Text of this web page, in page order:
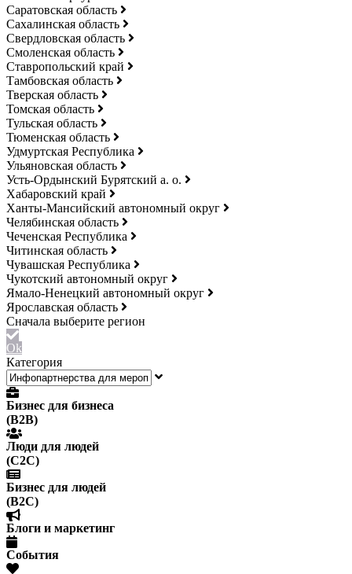
Саратовская область
Сахалинская область
Свердловская область
Смоленская область
Ставропольский край
Тамбовская область
Тверская область
Томская область
Тульская область
Тюменская область
Удмуртская Республика
Ульяновская область
Усть-Ордынский Бурятский а. о.
Хабаровский край
Ханты-Мансийский автономный округ
Челябинская область
Чеченская Республика
Читинская область
Чувашская Республика
Чукотский автономный округ
Ямало-Ненецкий автономный округ
Ярославская область
Ok
Категория
Бизнес для бизнеса
(B2B)
Люди для людей
(С2С)
Бизнес для людей
(B2C)
Блоги и маркетинг
События